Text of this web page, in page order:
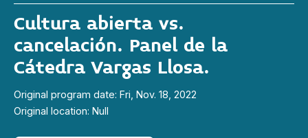
Cultura abierta vs.
cancelación. Panel de la
Cátedra Vargas Llosa.
Original program date: Fri, Nov. 18, 2022
Original location: Null